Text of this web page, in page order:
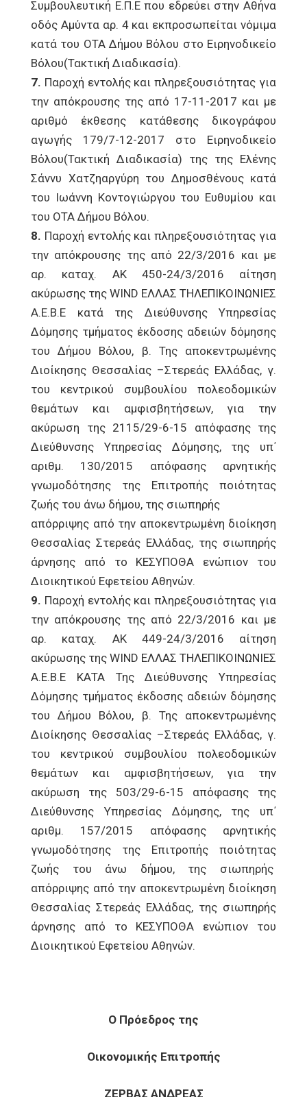
Συμβουλευτική Ε.Π.Ε που εδρεύει στην Αθήνα
οδός Αμύντα αρ. 4 και εκπροσωπείται νόμιμα
κατά του ΟΤΑ Δήμου Βόλου στο Ειρηνοδικείο
Βόλου(Τακτική Διαδικασία).
7. Παροχή εντολής και πληρεξουσιότητας για
την απόκρουσης της από 17-11-2017 και με
αριθμό έκθεσης κατάθεσης δικογράφου
αγωγής 179/7-12-2017 στο Ειρηνοδικείο
Βόλου(Τακτική Διαδικασία) της της Ελένης
Σάννυ Χατζηαργύρη του Δημοσθένους κατά
του Ιωάννη Κοντογιώργου του Ευθυμίου και
του ΟΤΑ Δήμου Βόλου.
8. Παροχή εντολής και πληρεξουσιότητας για
την απόκρουσης της από 22/3/2016 και με
αρ. καταχ. ΑΚ 450-24/3/2016 αίτηση
ακύρωσης της WIND ΕΛΛΑΣ ΤΗΛΕΠΙΚΟΙΝΩΝΙΕΣ
Α.Ε.Β.Ε κατά της Διεύθυνσης Υπηρεσίας
Δόμησης τμήματος έκδοσης αδειών δόμησης
του Δήμου Βόλου, β. Της αποκεντρωμένης
Διοίκησης Θεσσαλίας –Στερεάς Ελλάδας, γ.
του κεντρικού συμβουλίου πολεοδομικών
θεμάτων και αμφισβητήσεων, για την
ακύρωση της 2115/29-6-15 απόφασης της
Διεύθυνσης Υπηρεσίας Δόμησης, της υπ΄
αριθμ. 130/2015 απόφασης αρνητικής
γνωμοδότησης της Επιτροπής ποιότητας
ζωής του άνω δήμου, της σιωπηρής
απόρριψης από την αποκεντρωμένη διοίκηση
Θεσσαλίας Στερεάς Ελλάδας, της σιωπηρής
άρνησης από το ΚΕΣΥΠΟΘΑ ενώπιον του
Διοικητικού Εφετείου Αθηνών.
9. Παροχή εντολής και πληρεξουσιότητας για
την απόκρουσης της από 22/3/2016 και με
αρ. καταχ. ΑΚ 449-24/3/2016 αίτηση
ακύρωσης της WIND ΕΛΛΑΣ ΤΗΛΕΠΙΚΟΙΝΩΝΙΕΣ
Α.Ε.Β.Ε ΚΑΤΑ Της Διεύθυνσης Υπηρεσίας
Δόμησης τμήματος έκδοσης αδειών δόμησης
του Δήμου Βόλου, β. Της αποκεντρωμένης
Διοίκησης Θεσσαλίας –Στερεάς Ελλάδας, γ.
του κεντρικού συμβουλίου πολεοδομικών
θεμάτων και αμφισβητήσεων, για την
ακύρωση της 503/29-6-15 απόφασης της
Διεύθυνσης Υπηρεσίας Δόμησης, της υπ΄
αριθμ. 157/2015 απόφασης αρνητικής
γνωμοδότησης της Επιτροπής ποιότητας
ζωής του άνω δήμου, της σιωπηρής
απόρριψης από την αποκεντρωμένη διοίκηση
Θεσσαλίας Στερεάς Ελλάδας, της σιωπηρής
άρνησης από το ΚΕΣΥΠΟΘΑ ενώπιον του
Διοικητικού Εφετείου Αθηνών.
Ο Πρόεδρος της
Οικονομικής Επιτροπής
ΖΕΡΒΑΣ ΑΝΔΡΕΑΣ